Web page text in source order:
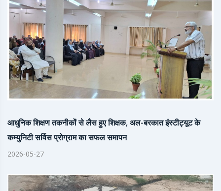
आधुनिक शिक्षण तकनीकों से लैस हुए शिक्षक, अल-बरकात इंस्टीट्यूट के
कम्युनिटी सर्विस प्रोग्राम का सफल समापन
2026-05-27